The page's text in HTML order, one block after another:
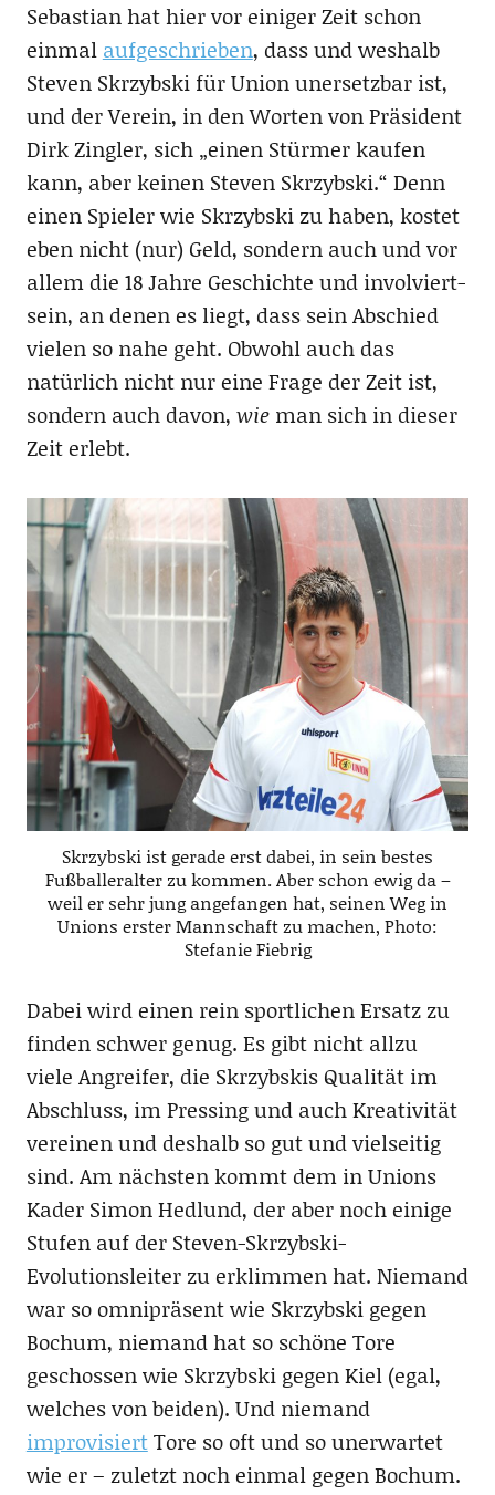
Sebastian hat hier vor einiger Zeit schon
einmal aufgeschrieben, dass und weshalb
Steven Skrzybski für Union unersetzbar ist,
und der Verein, in den Worten von Präsident
Dirk Zingler, sich „einen Stürmer kaufen
kann, aber keinen Steven Skrzybski.“ Denn
einen Spieler wie Skrzybski zu haben, kostet
eben nicht (nur) Geld, sondern auch und vor
allem die 18 Jahre Geschichte und involviert-
sein, an denen es liegt, dass sein Abschied
vielen so nahe geht. Obwohl auch das
natürlich nicht nur eine Frage der Zeit ist,
sondern auch davon, wieman sich in dieser
Zeit erlebt.
Skrzybski ist gerade erst dabei, in sein bestes
Fußballeralter zu kommen. Aber schon ewig da –
weil er sehr jung angefangen hat, seinen Weg in
Unions erster Mannschaft zu machen, Photo:
Stefanie Fiebrig
Dabei wird einen rein sportlichen Ersatz zu
finden schwer genug. Es gibt nicht allzu
viele Angreifer, die Skrzybskis Qualität im
Abschluss, im Pressing und auch Kreativität
vereinen und deshalb so gut und vielseitig
sind. Am nächsten kommt dem in Unions
Kader Simon Hedlund, der aber noch einige
Stufen auf der Steven-Skrzybski-
Evolutionsleiter zu erklimmen hat. Niemand
war so omnipräsent wie Skrzybski gegen
Bochum, niemand hat so schöne Tore
geschossen wie Skrzybski gegen Kiel (egal,
welches von beiden). Und niemand
improvisiertTore so oft und so unerwartet
wie er – zuletzt noch einmal gegen Bochum.